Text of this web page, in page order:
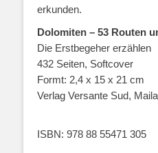
erkunden.
Dolomiten – 53 Routen
Die Erstbegeher erzählen
432 Seiten, Softcover
Formt: 2,4 x 15 x 21 cm
Verlag Versante Sud,
ISBN: 978 88 55471 305